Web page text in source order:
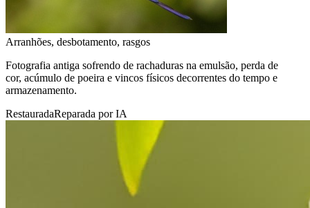
Arranhões, desbotamento, rasgos
Fotografia antiga sofrendo de rachaduras na emulsão, perda de
cor, acúmulo de poeira e vincos físicos decorrentes do tempo e
armazenamento.
RestauradaReparada por IA